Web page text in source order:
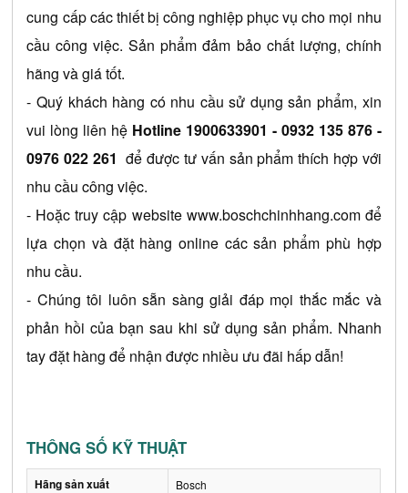
cung cấp các thiết bị công nghiệp phục vụ cho mọi nhu
cầu công việc. Sản phẩm đảm bảo chất lượng, chính
hãng và giá tốt.
- Quý khách hàng có nhu cầu sử dụng sản phẩm, xin
vui lòng liên hệ Hotline 1900633901 - 0932 135 876 -
0976 022 261 để được tư vấn sản phẩm thích hợp với
nhu cầu công việc.
- Hoặc truy cập website www.boschchinhhang.com để
lựa chọn và đặt hàng online các sản phẩm phù hợp
nhu cầu.
- Chúng tôi luôn sẵn sàng giải đáp mọi thắc mắc và
phản hồi của bạn sau khi sử dụng sản phẩm. Nhanh
tay đặt hàng để nhận được nhiều ưu đãi hấp dẫn!
THÔNG SỐ KỸ THUẬT
Hãng sản xuất Bosch